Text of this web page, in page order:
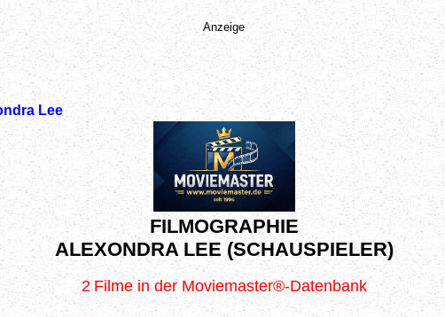
Lee
FILMOGRAPHIE
ALEXONDRA LEE (SCHAUSPIELER)
2 Filme in der Moviemaster®-Datenbank
Anzeige